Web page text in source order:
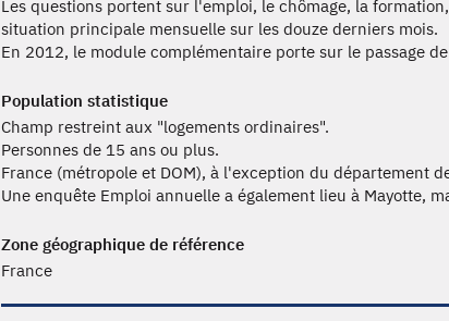
Les questions portent sur l'emploi, le chômage, la
situation principale mensuelle sur les douze derniers mois.
En 2012, le module complémentaire porte sur le passage
Population statistique
Champ restreint aux "logements ordinaires".
Personnes de 15 ans ou plus.
France (métropole et DOM), à l'exception du département
Une enquête Emploi annuelle a également lieu à Mayotte,
Zone géographique de référence
France